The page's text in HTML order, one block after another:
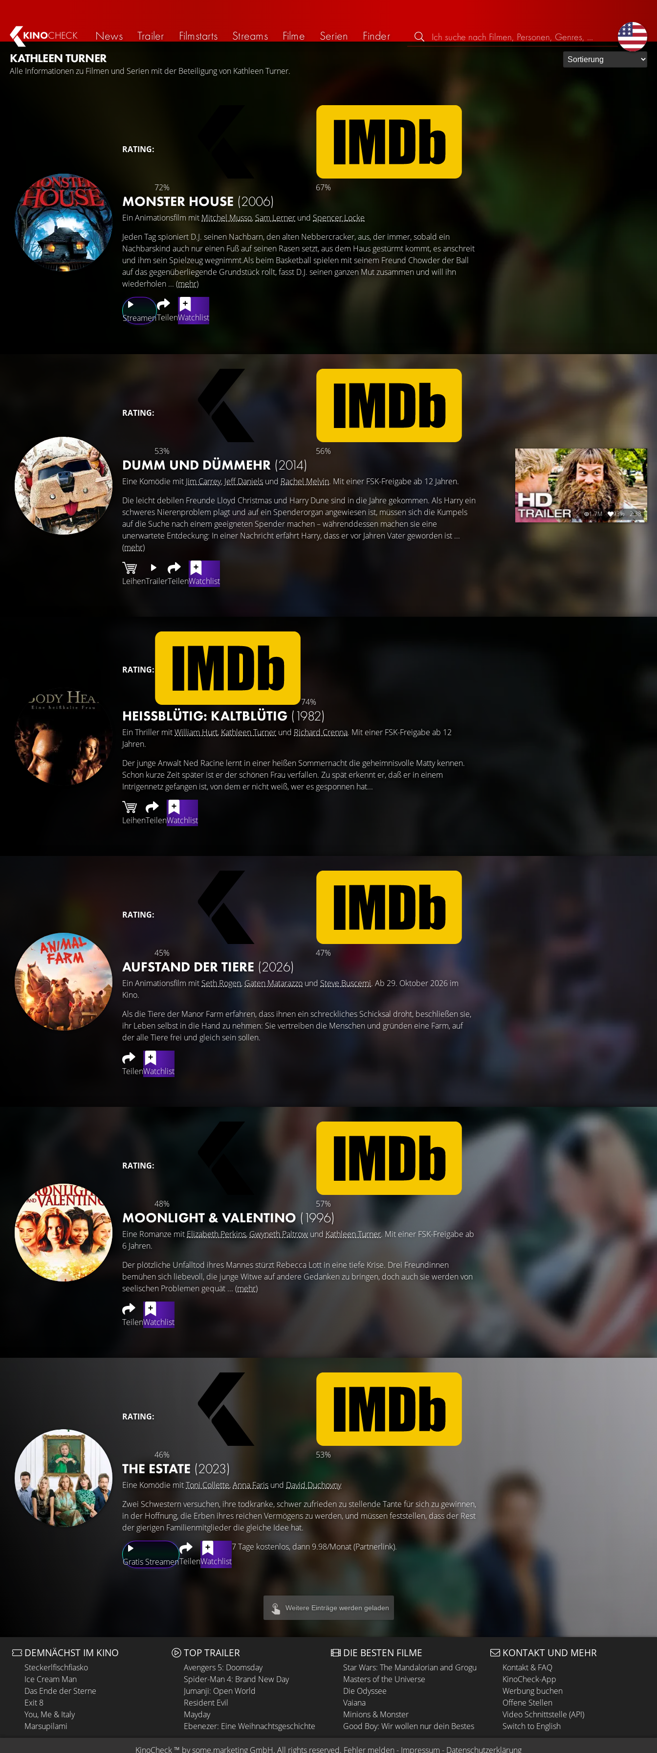
KINOCHECK News Trailer Filmstarts Streams Filme Serien
Finder
KATHLEEN TURNER
Alle Informationen zu Filmen und Serien mit der Beteiligung von Kathleen Turner.
RATING:
72% 67%
MONSTER HOUSE (2006)
Ein Animationsfilm mit Mitchel Musso, Sam Lerner und Spencer Locke
StreamenTeilenWatchlist
Jeden Tag spioniert D.J. seinen Nachbarn, den alten Nebbercracker, aus, der immer, sobald ein
Nachbarskind auch nur einen Fuß auf seinen Rasen setzt, aus dem Haus gestürmt kommt, es anschreit
und ihm sein Spielzeug wegnimmt.Als beim Basketball spielen mit seinem Freund Chowder der Ball
auf das gegenüberliegende Grundstück rollt, fasst D.J. seinen ganzen Mut zusammen und will ihn
wiederholen ... (mehr)
RATING:
53% 56%
DUMM UND DÜMMEHR (2014)
Eine Komödie mit Jim Carrey, Jeff Daniels und Rachel Melvin. Mit einer FSK-Freigabe ab 12 Jahren.
LeihenTrailerTeilenWatchlist
Die leicht debilen Freunde Lloyd Christmas und Harry Dune sind in die Jahre gekommen. Als Harry ein
schweres Nierenproblem plagt und auf ein Spenderorgan angewiesen ist, müssen sich die Kumpels
auf die Suche nach einem geeigneten Spender machen – währenddessen machen sie eine
unerwartete Entdeckung: In einer Nachricht erfährt Harry, dass er vor Jahren Vater geworden ist ...
(mehr)
1.7M 93% 2:38
RATING:
74%
HEISSBLÜTIG: KALTBLÜTIG (1982)
Ein Thriller mitWilliam Hurt, Kathleen Turner und Richard Crenna. Mit einer FSK-Freigabe ab 12
Jahren.
LeihenTeilenWatchlist
Der junge Anwalt Ned Racine lernt in einer heißen Sommernacht die geheimnisvolle Matty kennen.
Schon kurze Zeit später ist er der schönen Frau verfallen. Zu spät erkennt er, daß er in einem
Intrigennetz gefangen ist, von dem er nicht weiß, wer es gesponnen hat...
RATING:
45% 47%
AUFSTAND DER TIERE (2026)
Ein Animationsfilm mit Seth Rogen, Gaten Matarazzo und Steve Buscemi. Ab 29. Oktober 2026 im
Kino.
TeilenWatchlist
Als die Tiere der Manor Farm erfahren, dass ihnen ein schreckliches Schicksal droht, beschließen sie,
ihr Leben selbst in die Hand zu nehmen: Sie vertreiben die Menschen und gründen eine Farm, auf
der alle Tiere frei und gleich sein sollen.
RATING:
48% 57%
MOONLIGHT & VALENTINO (1996)
Eine Romanze mit Elizabeth Perkins, Gwyneth Paltrow und Kathleen Turner. Mit einer FSK-Freigabe ab
6 Jahren.
TeilenWatchlist
Der plötzliche Unfalltod ihres Mannes stürzt Rebecca Lott in eine tiefe Krise. Drei Freundinnen
bemühen sich liebevoll, die junge Witwe auf andere Gedanken zu bringen, doch auch sie werden von
seelischen Problemen gequät ... (mehr)
RATING:
46% 53%
THE ESTATE (2023)
Eine Komödie mitToni Collette,Anna Faris und David Duchovny
Gratis StreamenTeilenWatchlist
7 Tage kostenlos, dann 9.98/Monat (Partnerlink).
Zwei Schwestern versuchen, ihre todkranke, schwer zufrieden zu stellende Tante für sich zu gewinnen,
in der Hoffnung, die Erben ihres reichen Vermögens zu werden, und müssen feststellen, dass der Rest
der gierigen Familienmitglieder die gleiche Idee hat.
Weitere Einträge werden geladen
DEMNÄCHST IM KINO
Steckerlfischfiasko
Ice Cream Man
Das Ende der Sterne
Exit 8
You, Me & Italy
Marsupilami
TOP TRAILER
Avengers 5: Doomsday
Spider-Man 4: Brand New Day
Jumanji: Open World
Resident Evil
Mayday
Ebenezer: Eine Weihnachtsgeschichte
DIE BESTEN FILME
Star Wars: The Mandalorian and Grogu
Masters of the Universe
Die Odyssee
Vaiana
Minions & Monster
Good Boy: Wir wollen nur dein Bestes
KONTAKT UND MEHR
Kontakt & FAQ
KinoCheck-App
Werbung buchen
Offene Stellen
Video Schnittstelle (API)
Switch to English
KinoCheck ™ by some.marketing GmbH. All rights reserved. Fehler melden - Impressum - Datenschutzerklärung